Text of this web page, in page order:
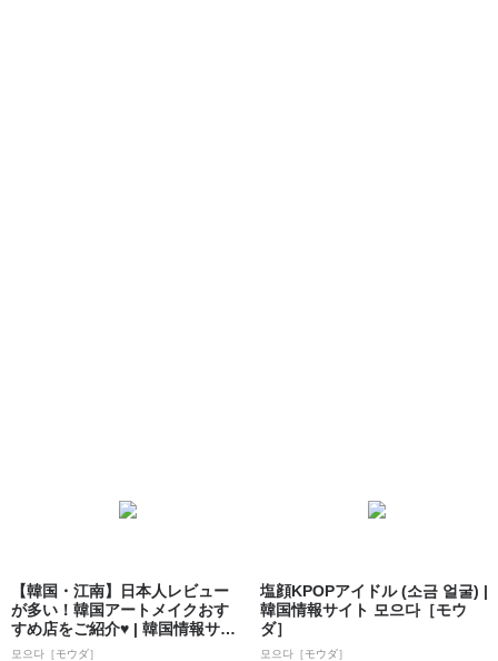
【韓国・江南】日本人レビュー
が多い！韓国アートメイクおす
すめ店をご紹介♥ | 韓国情報サイ
ト 모으...
모으다［モウダ］
塩顔KPOPアイドル (소금 얼굴) |
韓国情報サイト 모으다［モウ
ダ］
모으다［モウダ］